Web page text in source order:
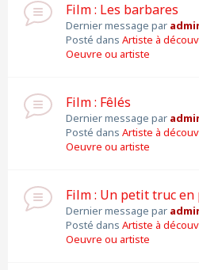
Film : Les barbares
Dernier message par
Posté dans Artiste à
Oeuvre ou artiste
Film : Fêlés
Dernier message par
Posté dans Artiste à
Oeuvre ou artiste
Film : Un petit truc en
Dernier message par
Posté dans Artiste à
Oeuvre ou artiste